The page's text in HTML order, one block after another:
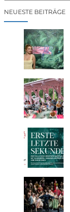
cNEUESTE BEITRÄGE